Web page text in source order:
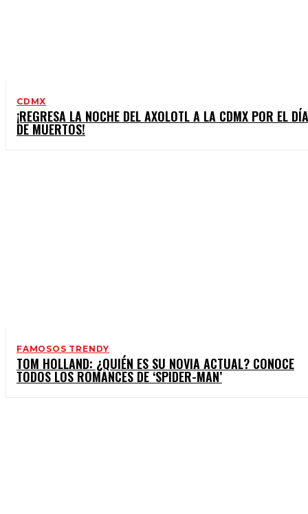
CDMX
¡REGRESA LA NOCHE DEL AXOLOTL A LA CDMX POR EL DÍA
DE MUERTOS!
FAMOSOS TRENDY
TOM HOLLAND: ¿QUIÉN ES SU NOVIA ACTUAL? CONOCE
TODOS LOS ROMANCES DE ‘SPIDER-MAN’